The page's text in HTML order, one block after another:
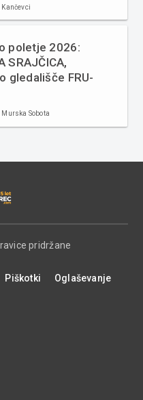
poletje 2026:
SRAJČICA,
gledališče FRU-
Sobota
pridržane
Piškotki Oglaševanje